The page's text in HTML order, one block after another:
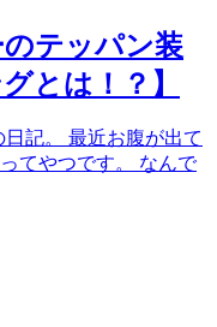
のテッパン装
とは！？】
記。 最近お腹が出て
てやつです。 なんで